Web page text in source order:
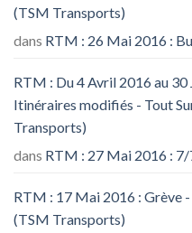
(TSM Transports)
dans RTM : 26 Mai 2016 :
RTM : Du 4 Avril 2016 au
Itinéraires modifiés - Tout
Transports)
dans RTM : 27 Mai 2016 :
RTM : 17 Mai 2016 : Grève
(TSM Transports)